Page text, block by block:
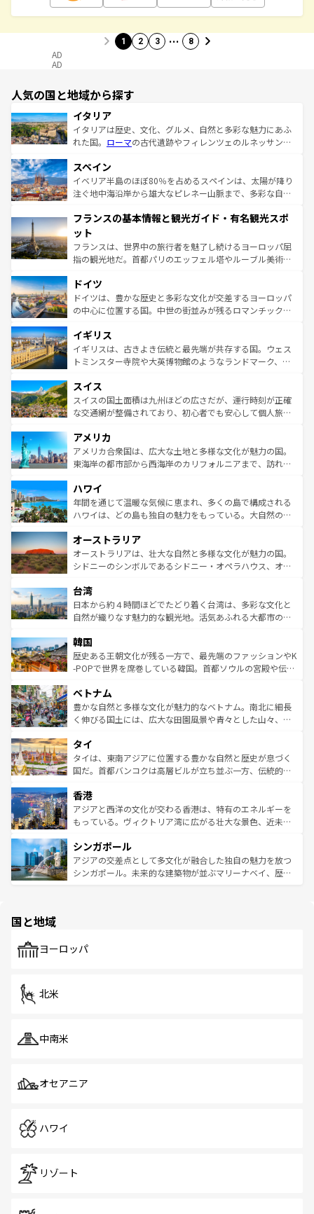
1 2 3 … 8
AD
AD
人気の国と地域から探す
イタリア
イタリアは歴史、文化、グルメ、自然と多彩な魅力にあふ
れた国。 ローマの古代遺跡やフィレンツェのルネッサンス
ろん、トスカーナの美しい田園風景やアマルフィ海岸の絶
景など、自然景観も見逃せない。観光の合間には、本場の
ピザやパスタなど、絶品のイタリア料理を堪能することも
ませてくれるイタリアで、忘れられない旅をしてみよう！
なお、新着のイタリア情報は
しい。
スペイン
イベリア半島のほぼ80％を占めるスペインは、太陽が降り
注ぐ地中海沿岸から雄大なピレネー山脈まで、多彩な自然
文化が根付くこの国では、情熱的なフラメンコ、熱気あふ
れる闘牛、そして美味しいタパスが生活の一部となってい
る。首都マドリードの洗練された雰囲気や、バルセロナの
アートに溢れた街角から、地方では古代ローマ遺跡や中世
せる。地方によって風土や気候が異なるスペインはその個
性で訪れる人を魅了する。 なお、新着のスペイン情報は コ
ンテンツ一覧を参照してほしい。
フランスの基本情報と観光ガイド・有名観光スポ
ット
フランスは、世界中の旅行者を魅了し続けるヨーロッパ屈
指の観光地だ。首都パリのエッフェル塔やルーブル美術館
で、幅広い魅力が詰まっている。華麗な宮殿、歴史的な大
聖堂、美しいビーチ、そして豊かな自然が、訪れる者を心
から魅了する。また、フランスは美食の国としても知ら
いる。シャンパンの発祥地であるランス、プロヴァンスの
香り高いラベンダー畑など、多彩な楽しみ方が可能だ。さ
らに、パリ以外の地域にも魅力が溢れており、どの街角に
れる地方に足を運ぶとそれぞれで全く異なる文化を体験で
きるだろう。 なお、新着のフランス情報はコンテンツ一覧
を参照してほしい。
ドイツ
ドイツは、豊かな歴史と多彩な文化が交差するヨーロッパ
の中心に位置する国。中世の街並みが残るロマンチック街
顔を持つこの国は、どこを歩いても飽きることがない。ベ
ルリンの文化的活気、バイエルン州のアルプスの絶景、そ
してライン川沿いのワイン畑といった風景は必見。ビール
は、お酒好きな人にはぜひ体験してほしい。 なお、新着の
ドイツ情報はコンテンツ一覧を参照してほしい。
イギリス
イギリスは、古きよき伝統と最先端が共存する国。ウェス
トミンスター寺院や大英博物館のようなランドマーク、歴
リアごとに異なる魅力がある。また、優雅なアフタヌーン
ティー、ビール好きにはたまらない英国パブ、サッカー観
戦など、本場だからこそできる体験も豊富。イギリスを旅
ンツ一覧を参照してほしい。
スイス
スイスの国土面積は九州ほどの広さだが、運行時刻が正確
な交通網が整備されており、初心者でも安心して個人旅行
の建物がそのまま残る町や、スイスならではのユニークな
博物館もあり、アルプス観光だけでなく町歩きも満喫する
ことができる。国民の所得が高いため物価も高いが、旅行
ば市内交通費無料で観光を楽しむこともできる。 なお、新
着のスイス情報はコンテンツ一覧 を参照してほしい。
アメリカ
アメリカ合衆国は、広大な土地と多様な文化が魅力の国。
東海岸の都市部から西海岸のカリフォルニアまで、訪れる
のような巨大都市は、観光、ショッピング、エンターテイ
ンメントが詰まった刺激的なスポットだ。一方、アメリカ
西部には大自然が広がり、グランドキャニオンやイエロー
部のニューオーリンズでは、音楽と美食が融合した独特の
文化が魅力。旅行者はアメリカの各地域で異なる魅力を楽
しみながら、その多様性と豊かな歴史を感じることができ
ならではの贅沢な旅のスタイルだ。 なお、新着のアメリカ
情報はコンテンツ一覧を参照してほしい。
ハワイ
年間を通じて温暖な気候に恵まれ、多くの島で構成される
ハワイは、どの島も独自の魅力をもっている。大自然の神
ワイ島は見逃せない。また、定番の観光地といえばオアフ
島だが、静かな自然を求めるならマウイ島やカウアイ島が
おすすめ。エメラルドグリーンに輝く海をはじめ、豊かな
れるおもてなしの心で訪れる人々を迎えてくれるハワイの
人々、おいしいローカルフードやハワイアンミュージッ
ク、伝統的なフラダンスなど、すべてがハワイの魅力を彩
ワイを、存分に味わってほしい。 なお、新着のハワイ情報
はコンテンツ一覧を参照してほしい。
オーストラリア
オーストラリアは、壮大な自然と多様な文化が魅力の国。
シドニーのシンボルであるシドニー・オペラハウス、オー
リアリーフや大陸中央部にそびえるウルル（エアーズロッ
ク）、タスマニアの美しい原生林やケアンズの熱帯雨林な
ど、見どころがたくさん。また、カフェやワイン、オージ
いる。アクティビティも充実しており、サーフィンやダイ
ビング、ハイキングなど、アウトドア好きにはたまらな
い。オーストラリアの多彩な魅力を存分に味わいつくそ
参照してほしい。
台湾
日本から約４時間ほどでたどり着く台湾は、多彩な文化と
自然が織りなす魅力的な観光地。活気あふれる大都市の台
ン）、静ひつな山岳地帯である台湾東部など、都市の喧騒
と山間の静けさが共存しており、訪れる人に新しい発見と
驚きをもたらしてくれる。また、奥深い台湾の食文化も魅
容にもいいと評判のスイーツなど、バラエティ豊かな料理
が味わえる。 なお、新着の台湾情報は コンテンツ一覧を参
照してほしい。
韓国
歴史ある王朝文化が残る一方で、最先端のファッションやK
-POPで世界を席巻している韓国。首都ソウルの宮殿や伝統
き、地方に足を延ばせば四季折々の自然美を楽しむことが
できる。そして、キムチや焼肉、絶品のストリートフード
まで、さまざまな韓国料理が待っている。夜には、韓国な
リティに包まれながら、韓国の多彩な魅力を心ゆくまで味
わってみてほしい。 なお、新着の韓国情報はコンテンツ一
覧を参照してほしい。
ベトナム
豊かな自然と多様な文化が魅力的なベトナム。南北に細長
く伸びる国土には、広大な田園風景や青々とした山々、世
急速な発展と共に伝統が息づく。ハノイの古い町並みやホ
ーチミン市のフランス統治時代の建物も、独特の雰囲気を
醸し出している。また、バラエティの豊かさとおいしさで
とつ。フォーやバインミー、ベトナムコーヒーなどは、ぜ
ひ現地で味わいたい。どの地域を訪れてもあたたかい人々
が旅行者を迎えてくれるので、きっと忘れられない旅にな
参照してほしい。
タイ
タイは、東南アジアに位置する豊かな自然と歴史が息づく
国だ。首都バンコクは高層ビルが立ち並ぶ一方、伝統的な
の活気が交差している。北部ではチェンマイなどの山岳地
帯で自然と触れ合い、南部ではプーケットやクラビの美し
いビーチでリゾート気分を楽しむことができる。タイ料理
激する。気候は一年中温暖で、どの季節にも異なる楽しみ
が待っている。親しみやすいタイの人々、仏教を中心とし
た文化、そして多様な観光資源が、訪れる旅人を魅了し続
香港
アジアと西洋の文化が交わる香港は、特有のエネルギーを
もっている。ヴィクトリア湾に広がる壮大な景色、近未来
み、どこを訪れても感動するはず。観光スポットが密集し
ており、効率よく見どころを回れるのも魅力。息をのむよ
うな絶景から文化的な体験まで、香港を存分に楽しみ尽く
シンガポール
アジアの交差点として多文化が融合した独自の魅力を放つ
シンガポール。未来的な建築物が並ぶマリーナベイ、歴史
で、ホーカーズは地元の風情を楽しめる外せないスポット
国と地域
ヨーロッパ
北米
中南米
オセアニア
ハワイ
リゾート